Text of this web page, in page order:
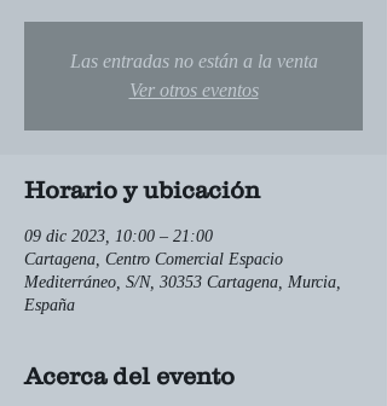
Las entradas no están a la venta
Ver otros eventos
Horario y ubicación
09 dic 2023, 10:00 – 21:00
Cartagena, Centro Comercial Espacio
Mediterráneo, S/N, 30353 Cartagena, Murcia,
España
Acerca del evento